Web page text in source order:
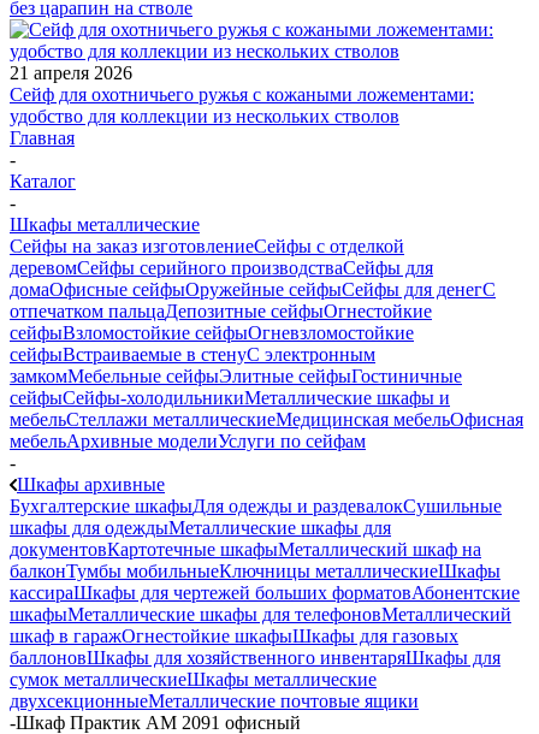
без царапин на стволе
21 апреля 2026
Сейф для охотничьего ружья с кожаными ложементами:
удобство для коллекции из нескольких стволов
Главная
-
Каталог
-
Шкафы металлические
Сейфы на заказ изготовлениеСейфы с отделкой
деревомСейфы серийного производстваСейфы для
домаОфисные сейфыОружейные сейфыСейфы для денегС
отпечатком пальцаДепозитные сейфыОгнестойкие
сейфыВзломостойкие сейфыОгневзломостойкие
сейфыВстраиваемые в стенуС электронным
замкомМебельные сейфыЭлитные сейфыГостиничные
сейфыСейфы-холодильникиМеталлические шкафы и
мебельСтеллажи металлическиеМедицинская мебельОфисная
мебельАрхивные моделиУслуги по сейфам
-
Шкафы архивные
Бухгалтерские шкафыДля одежды и раздевалокСушильные
шкафы для одеждыМеталлические шкафы для
документовКартотечные шкафыМеталлический шкаф на
балконТумбы мобильныеКлючницы металлическиеШкафы
кассираШкафы для чертежей больших форматовАбонентские
шкафыМеталлические шкафы для телефоновМеталлический
шкаф в гаражОгнестойкие шкафыШкафы для газовых
баллоновШкафы для хозяйственного инвентаряШкафы для
сумок металлическиеШкафы металлические
двухсекционныеМеталлические почтовые ящики
-Шкаф Практик AM 2091 офисный